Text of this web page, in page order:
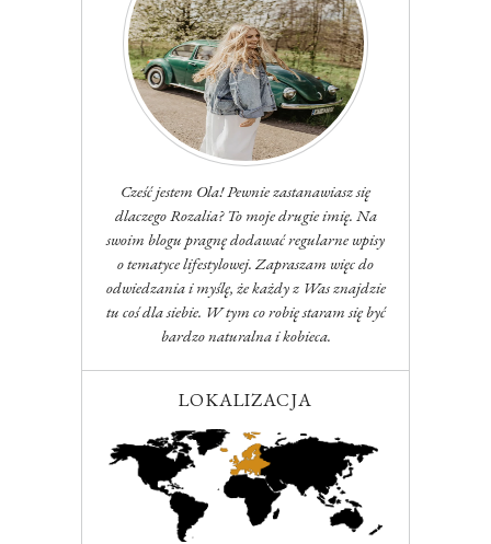
Cześć jestem Ola! Pewnie zastanawiasz się
dlaczego Rozalia? To moje drugie imię. Na
swoim blogu pragnę dodawać regularne wpisy
o tematyce lifestylowej. Zapraszam więc do
odwiedzania i myślę, że każdy z Was znajdzie
tu coś dla siebie. W tym co robię staram się być
bardzo naturalna i kobieca.
LOKALIZACJA